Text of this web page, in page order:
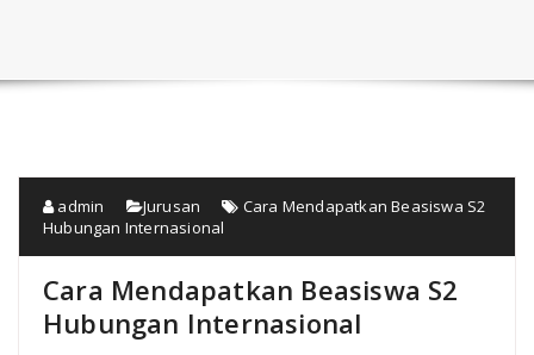
admin Jurusan
Cara Mendapatkan Beasiswa S2
Hubungan Internasional
Cara Mendapatkan Beasiswa S2
Hubungan Internasional